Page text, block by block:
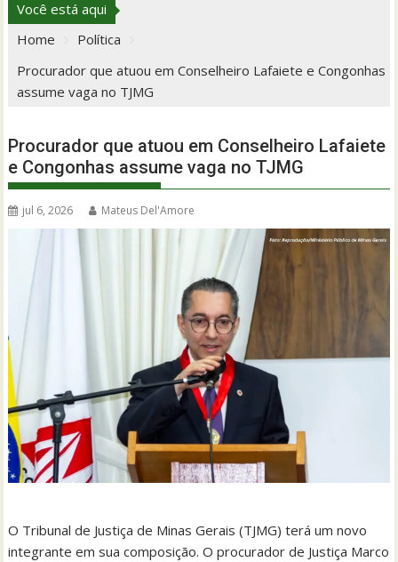
Você está aqui
Home
Política
Procurador que atuou em Conselheiro Lafaiete e Congonhas
assume vaga no TJMG
Procurador que atuou em Conselheiro Lafaiete
e Congonhas assume vaga no TJMG
jul 6, 2026 Mateus Del'Amore
O Tribunal de Justiça de Minas Gerais (TJMG) terá um novo
integrante em sua composição. O procurador de Justiça Marco